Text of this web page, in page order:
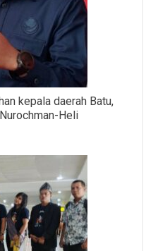
kepala daerah Batu,
Heli